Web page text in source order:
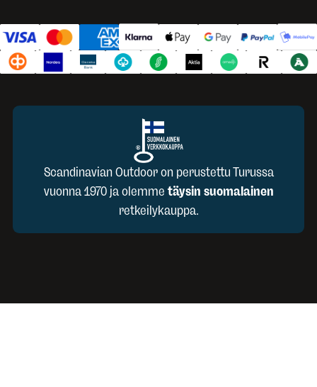
Scandinavian Outdoor on perustettu Turussa
vuonna 1970 ja olemme täysin suomalainen
retkeilykauppa.